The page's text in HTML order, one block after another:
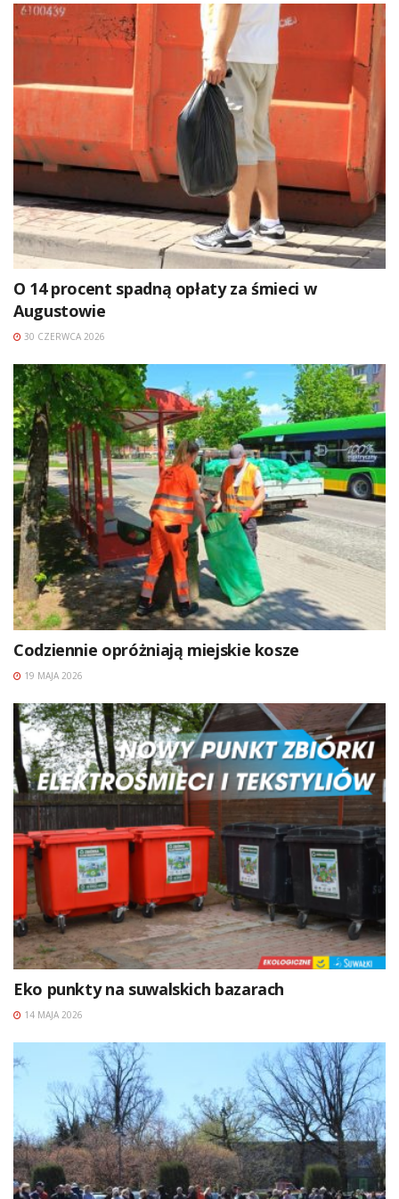
O 14 procent spadną opłaty za śmieci w
Augustowie
30 CZERWCA 2026
Codziennie opróżniają miejskie kosze
19 MAJA 2026
Eko punkty na suwalskich bazarach
14 MAJA 2026